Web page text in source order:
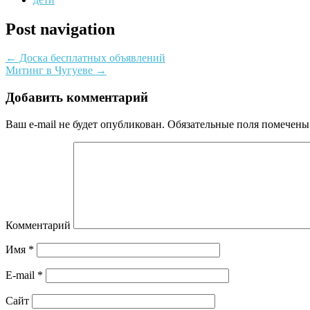
Post navigation
← Доска бесплатных объявлений
Митинг в Чугуеве →
Добавить комментарий
Ваш e-mail не будет опубликован. Обязательные поля
Комментарий
Имя *
E-mail *
Сайт